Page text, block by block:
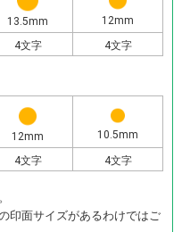
13.5mm
12mm
4文字 4文字
12mm 10.5mm
4文字 4文字
印面サイズがあるわけではご